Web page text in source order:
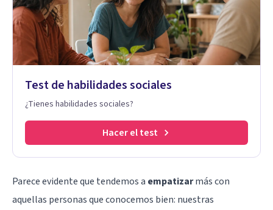
Test de habilidades sociales
¿Tienes habilidades sociales?
Hacer el test
Parece evidente que tendemos a empatizarmás con
aquellas personas que conocemos bien: nuestras